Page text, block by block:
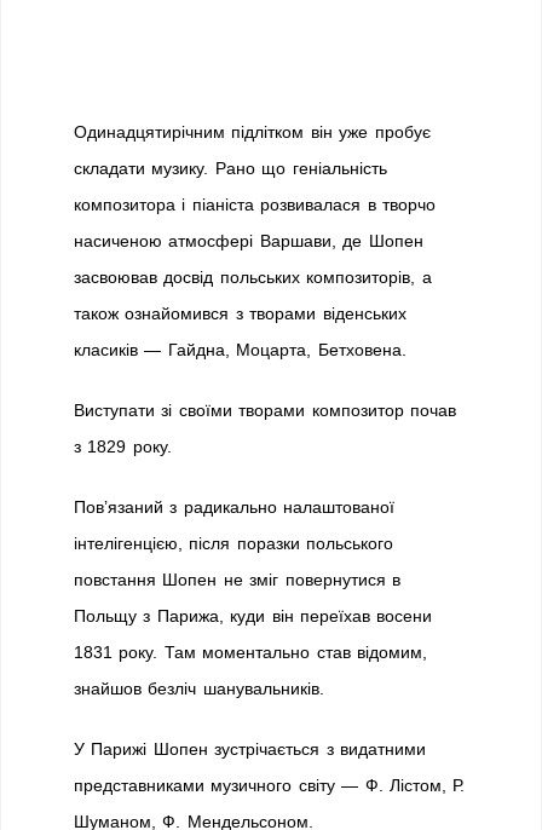
Одинадцятирічним підлітком він уже пробує
складати музику. Рано що геніальність
композитора і піаніста розвивалася в творчо
насиченою атмосфері Варшави, де Шопен
засвоював досвід польських композиторів, а
також ознайомився з творами віденських
класиків — Гайдна, Моцарта, Бетховена.
Виступати зі своїми творами композитор почав
з 1829 року.
Пов’язаний з радикально налаштованої
інтелігенцією, після поразки польського
повстання Шопен не зміг повернутися в
Польщу з Парижа, куди він переїхав восени
1831 року. Там моментально став відомим,
знайшов безліч шанувальників.
У Парижі Шопен зустрічається з видатними
представниками музичного світу — Ф. Лістом, Р.
Шуманом, Ф. Мендельсоном.